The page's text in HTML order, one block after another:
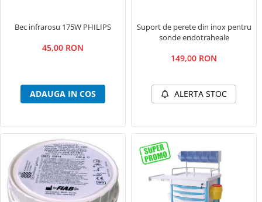
Bec infrarosu 175W PHILIPS
45,00 RON
ADAUGA IN COS
Suport de perete din inox pentru
sonde endotraheale
149,00 RON
ALERTA STOC